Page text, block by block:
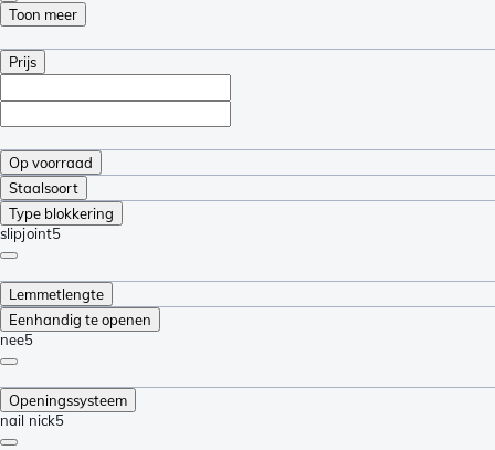
Toon meer
Prijs
Op voorraad
Staalsoort
Type blokkering
slipjoint5
Lemmetlengte
Eenhandig te openen
nee5
Openingssysteem
nail nick5